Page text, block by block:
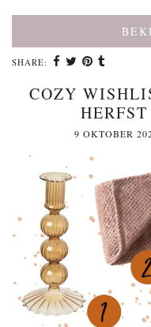
SHARE:
COZY
9 OKTOBER